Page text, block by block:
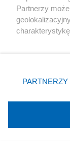
X
Partnerzy
zmienić/
znajdujący się
rodzaje
użytkownika,
PARTNERZY